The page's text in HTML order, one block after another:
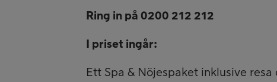
Ring in på 0200 212 212
I priset ingår:
Ett Spa & Nöjespaket inklusive